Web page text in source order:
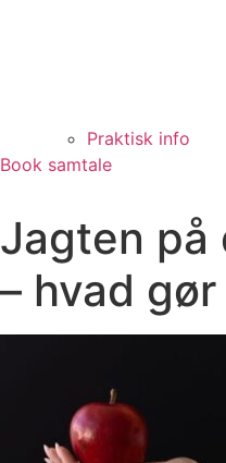
Praktisk info
Book samtale
Jagten på
– hvad